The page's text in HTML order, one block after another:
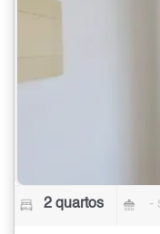
2 quartos -